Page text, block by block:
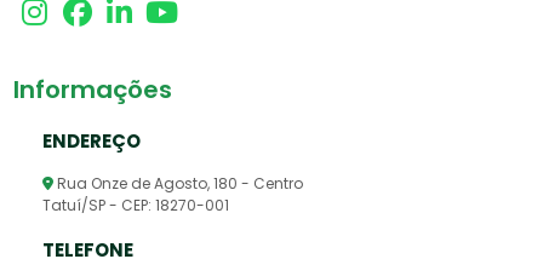
Informações
ENDEREÇO
Rua Onze de Agosto, 180 - Centro
Tatuí/SP - CEP: 18270-001
TELEFONE